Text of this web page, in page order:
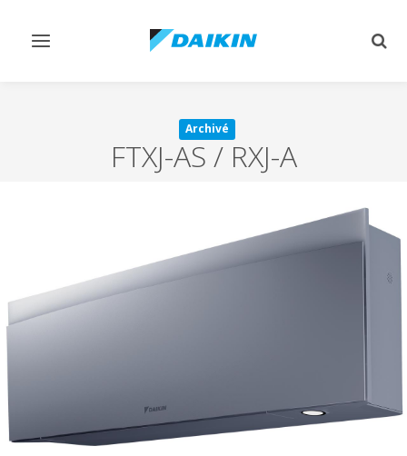
Afficher/masquer
Archivé
FTXJ-AS / RXJ-A